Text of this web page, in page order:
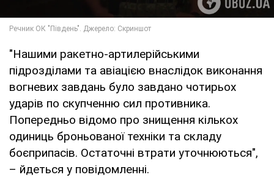
"Нашими ракетно-артилерійськими
підрозділами та авіацією внаслідок виконання
вогневих завдань було завдано чотирьох
ударів по скупченню сил противника.
Попередньо відомо про знищення кількох
одиниць броньованої техніки та складу
боєприпасів. Остаточні втрати уточнюються",
– йдеться у повідомленні.